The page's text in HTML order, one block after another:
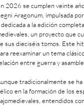
2026 se cumplen veinte
Aragonum, impulsada
dedicada a la edición
un proyecto que
sus dieciséis tomos. Este
reexaminar un tema
entre guerra y
tradicionalmente se
en la formación de los
entendidos